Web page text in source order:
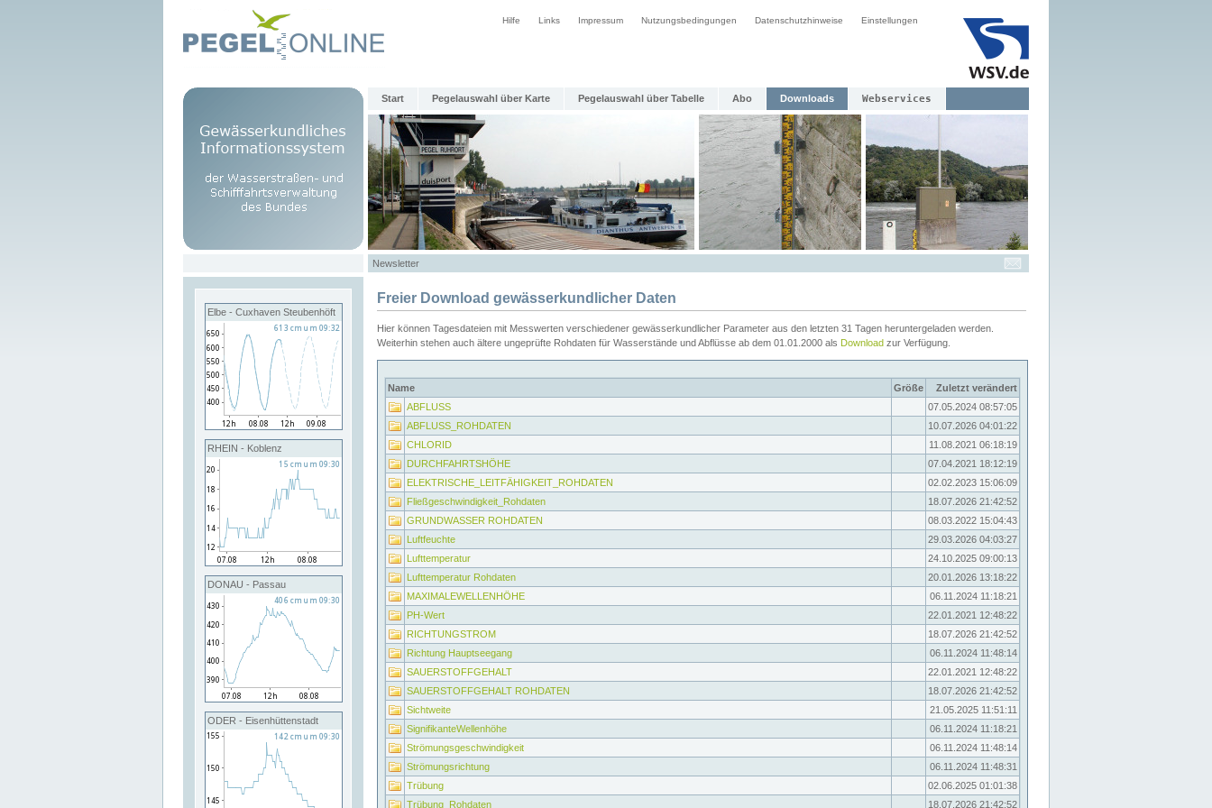
Hilfe Links Impressum Nutzungsbedingungen Datenschutzhinweise Einstellungen
Start Pegelauswahl über Karte Pegelauswahl über Tabelle Abo Downloads Webservices
Newsletter
Elbe - Cuxhaven Steubenhöft
RHEIN - Koblenz
DONAU - Passau
ODER - Eisenhüttenstadt
Freier Download gewässerkundlicher Daten
Hier können Tagesdateien mit Messwerten verschiedener gewässerkundlicher Parameter aus den letzten 31 Tagen heruntergeladen werden.
Weiterhin stehen auch ältere ungeprüfte Rohdaten für Wasserstände und Abflüsse ab dem 01.01.2000 als Download zur Verfügung.
Name Größe
Zuletzt verändert
ABFLUSS
07.05.2024 08:57:05
ABFLUSS_ROHDATEN
10.07.2026 04:01:22
CHLORID
11.08.2021 06:18:19
DURCHFAHRTSHÖHE
07.04.2021 18:12:19
ELEKTRISCHE_LEITFÄHIGKEIT_ROHDATEN
02.02.2023 15:06:09
Fließgeschwindigkeit_Rohdaten
18.07.2026 21:42:52
GRUNDWASSER ROHDATEN
08.03.2022 15:04:43
Luftfeuchte
29.03.2026 04:03:27
Lufttemperatur
24.10.2025 09:00:13
Lufttemperatur Rohdaten
20.01.2026 13:18:22
MAXIMALEWELLENHÖHE
06.11.2024 11:18:21
PH-Wert
22.01.2021 12:48:22
RICHTUNGSTROM
18.07.2026 21:42:52
Richtung Hauptseegang
06.11.2024 11:48:14
SAUERSTOFFGEHALT
22.01.2021 12:48:22
SAUERSTOFFGEHALT ROHDATEN
18.07.2026 21:42:52
Sichtweite
21.05.2025 11:51:11
SignifikanteWellenhöhe
06.11.2024 11:18:21
Strömungsgeschwindigkeit
06.11.2024 11:48:14
Strömungsrichtung
06.11.2024 11:48:31
Trübung
02.06.2025 01:01:38
Trübung_Rohdaten
18.07.2026 21:42:52